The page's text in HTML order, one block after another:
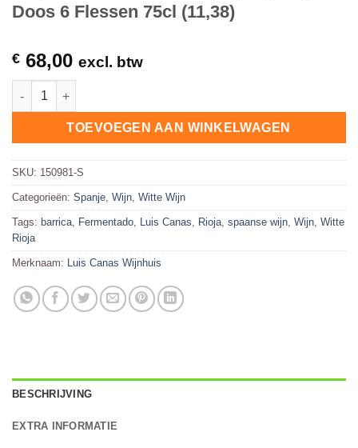
Doos 6 Flessen 75cl (11,38)
€ 68,00 excl. btw
Rioja Luis Canas Blanco, Spanje Wijn Doos 6 Flessen 75cl
TOEVOEGEN AAN WINKELWAGEN
SKU: 150981-S
Categorieën: Spanje Wijn Witte Wijn
Tags: barrica Fermentado Luis Canas Rioja spaanse wijn Wijn Witte
Rioja
Merknaam: Luis Canas Wijnhuis
BESCHRIJVING
EXTRA INFORMATIE